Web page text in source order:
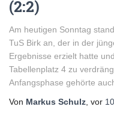
(2:2)
Am heutigen Sonntag
TuS Birk an, der in der
Ergebnisse erzielt hatte
Tabellenplatz 4 zu
Anfangsphase gehörte
Von Markus Schulz , vor